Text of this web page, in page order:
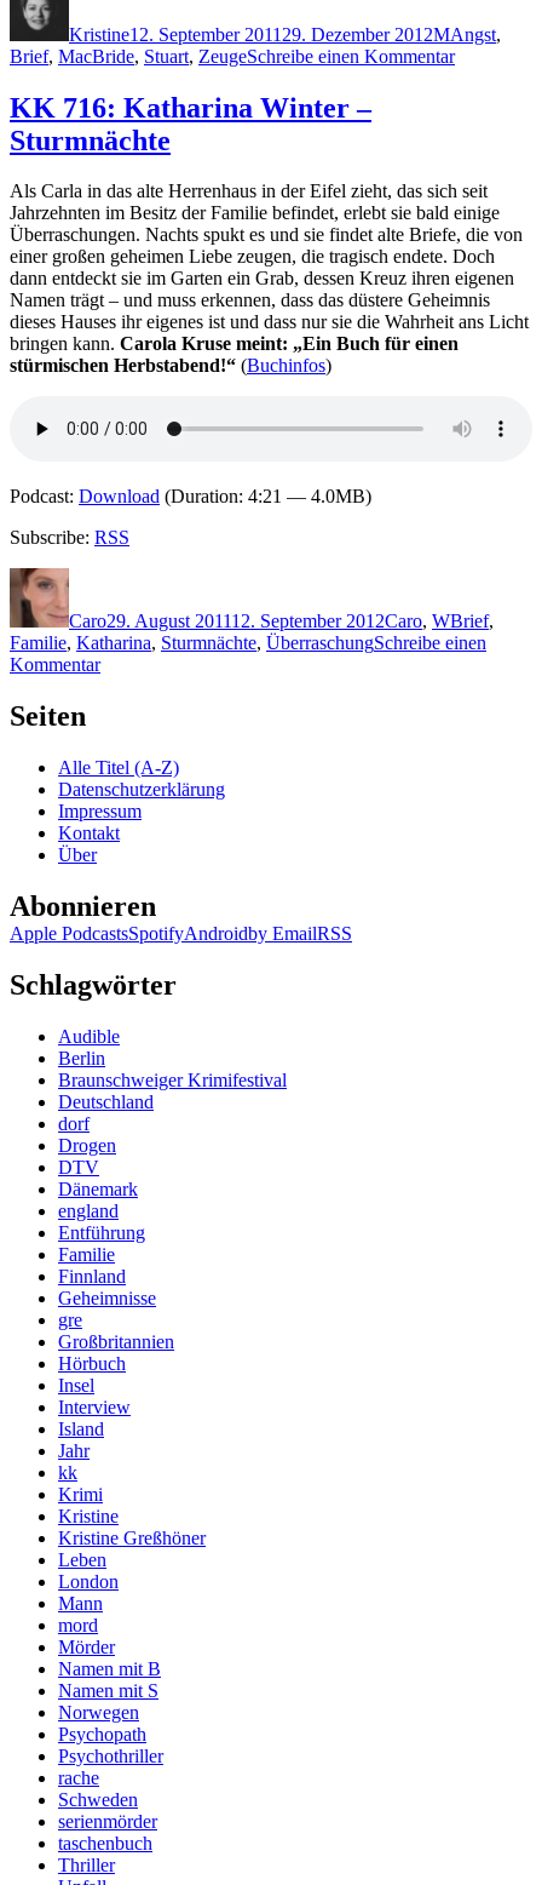
Kristine12. September 2011 29. Dezember 2012MAngst,
Brief, MacBride, Stuart, ZeugeSchreibe einen Kommentarzu
Blinde
Zeugen
KK 716: Katharina Winter –
Sturmnächte
Als Carla in das alte Herrenhaus in der Eifel zieht, das sich seit
Jahrzehnten im Besitz der Familie befindet, erlebt sie bald einige
Überraschungen. Nachts spukt es und sie findet alte Briefe, die von
einer großen geheimen Liebe zeugen, die tragisch endete. Doch
dann entdeckt sie im Garten ein Grab, dessen Kreuz ihren eigenen
Namen trägt – und muss erkennen, dass das düstere Geheimnis
dieses Hauses ihr eigenes ist und dass nur sie die Wahrheit ans Licht
bringen kann. Carola Kruse meint: „Ein Buch für einen
stürmischen Herbstabend!“ (Buchinfos)
Podcast: Download (Duration: 4:21 — 4.0MB)
Subscribe: RSS
Autor
Caro29. August 201112. September 2012Caro, WBrief,
Familie, Katharina, Sturmnächte, ÜberraschungSchreibe einen
Kommentarzu
–
Sturmnächte
Seiten
Alle Titel (A-Z)
Datenschutzerklärung
Impressum
Kontakt
Über
Abonnieren
Apple PodcastsSpotifyAndroidby EmailRSS
Schlagwörter
Audible
Berlin
Braunschweiger Krimifestival
Deutschland
dorf
Drogen
DTV
Dänemark
england
Entführung
Familie
Finnland
Geheimnisse
gre
Großbritannien
Hörbuch
Insel
Interview
Island
Jahr
kk
Krimi
Kristine
Kristine Greßhöner
Leben
London
Mann
mord
Mörder
Namen mit B
Namen mit S
Norwegen
Psychopath
Psychothriller
rache
Schweden
serienmörder
taschenbuch
Thriller